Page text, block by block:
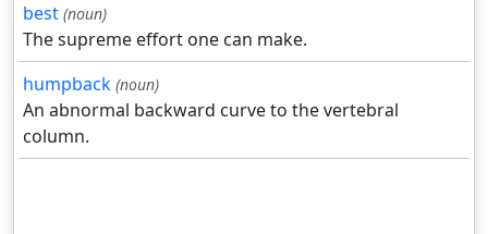
best (noun)
The supreme effort one can make.
humpback (noun)
An abnormal backward curve to the vertebral
column.